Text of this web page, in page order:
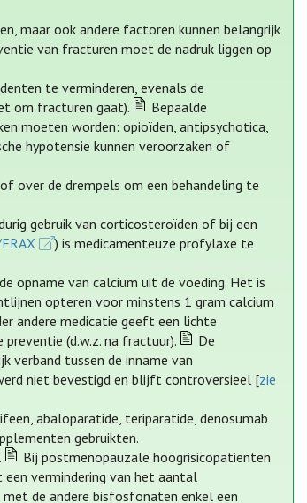
maar ook andere factoren kunnen belangrijk
van fracturen moet de nadruk liggen op
te verminderen, evenals de
om fracturen gaat).
Bepaalde
moeten worden: opioïden, antipsychotica,
hypotensie kunnen veroorzaken of
over de drempels om een behandeling te
gebruik van corticosteroïden of bij een
) is medicamenteuze profylaxe te
opname van calcium uit de voeding. Het is
opteren voor minstens 1 gram calcium
andere medicatie geeft een lichte
(d.w.z. na fractuur).
De
verband tussen de inname van
niet bevestigd en blijft controversieel [zie
abaloparatide, teriparatide, denosumab
gebruikten.
Bij postmenopauzale hoogrisicopatiënten
vermindering van het aantal
met de andere bisfosfonaten enkel een